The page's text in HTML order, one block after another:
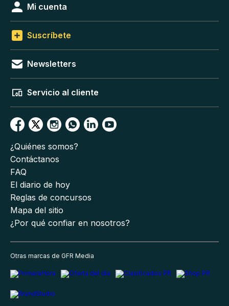
Mi cuenta
Suscríbete
Newsletters
Servicio al cliente
¿Quiénes somos?
Contáctanos
FAQ
El diario de hoy
Reglas de concursos
Mapa del sitio
¿Por qué confiar en nosotros?
Otras marcas de GFR Media